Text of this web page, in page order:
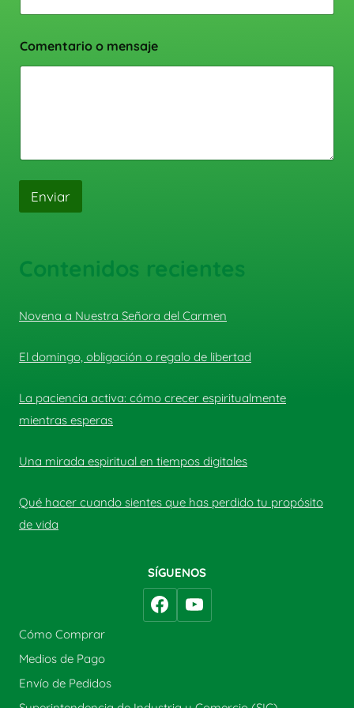
Comentario o mensaje
Enviar
Contenidos recientes
Novena a Nuestra Señora del Carmen
El domingo, obligación o regalo de libertad
La paciencia activa: cómo crecer espiritualmente
mientras esperas
Una mirada espiritual en tiempos digitales
Qué hacer cuando sientes que has perdido tu propósito
de vida
SÍGUENOS
Cómo Comprar
Medios de Pago
Envío de Pedidos